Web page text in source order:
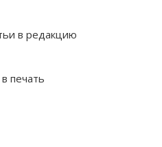
в редакцию
печать